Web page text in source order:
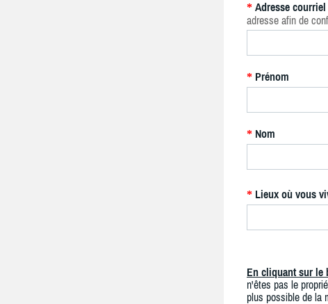
* Adresse courriel
adresse afin de
* Prénom
* Nom
* Lieux où vous
En cliquant sur le
n'êtes pas le
plus possible de la